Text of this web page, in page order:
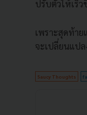
ปรับตัวให้เร็ว
เพราะสุดท้า
จะเปลี่ยนแป
Saucy Thoughts